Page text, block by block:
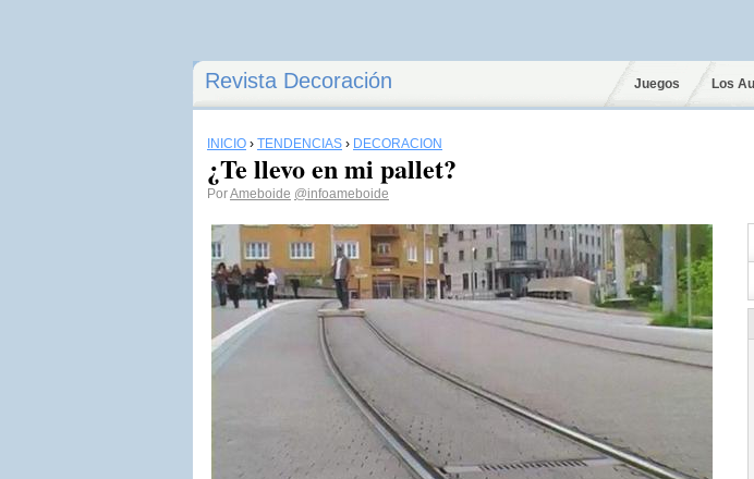
Revista Decoración Juegos Los
INICIO › TENDENCIAS › DECORACIÓN
¿Te llevo en mi pallet?
PorAmeboide @infoameboide